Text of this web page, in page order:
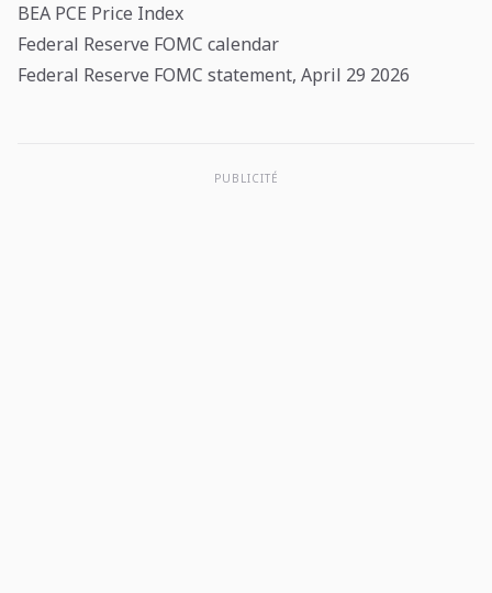
BEA PCE Price Index
Federal Reserve FOMC calendar
Federal Reserve FOMC statement, April 29 2026
PUBLICITÉ